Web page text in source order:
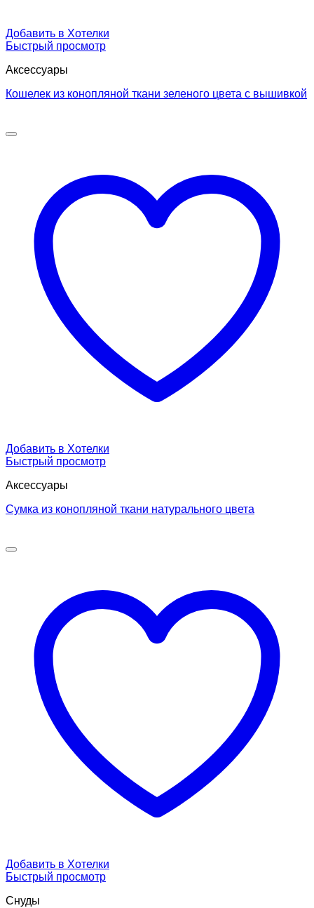
Добавить в Хотелки
Быстрый просмотр
Аксессуары
Кошелек из конопляной ткани зеленого цвета с вышивкой
Добавить в Хотелки
Быстрый просмотр
Аксессуары
Сумка из конопляной ткани натурального цвета
Добавить в Хотелки
Быстрый просмотр
Снуды